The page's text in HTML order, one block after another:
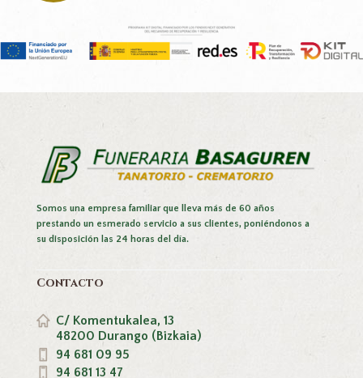
Somos una empresa familiar que lleva más de 60 años
prestando un esmerado servicio a sus clientes, poniéndonos a
su disposición las 24 horas del día.
Contacto
C/ Komentukalea, 13
48200 Durango (Bizkaia)
94 681 09 95
94 681 13 47